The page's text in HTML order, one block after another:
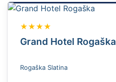
★★★★
Grand Hotel Rogaška
Rogaška Slatina